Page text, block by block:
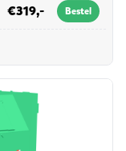
€319,- Bestel